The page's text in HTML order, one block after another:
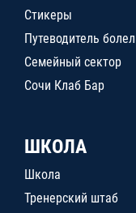
Стикеры
Путеводитель
Семейный сектор
Сочи Клаб Бар
ШКОЛА
Школа
Тренерский штаб